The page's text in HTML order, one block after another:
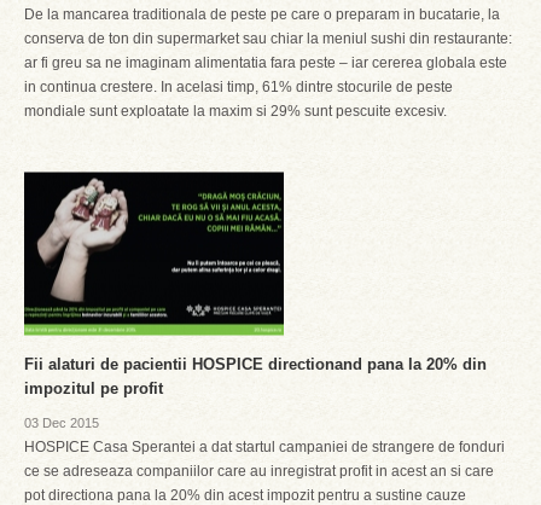
De la mancarea traditionala de peste pe care o preparam in bucatarie, la
conserva de ton din supermarket sau chiar la meniul sushi din restaurante:
ar fi greu sa ne imaginam alimentatia fara peste – iar cererea globala este
in continua crestere. In acelasi timp, 61% dintre stocurile de peste
mondiale sunt exploatate la maxim si 29% sunt pescuite excesiv.
Fii alaturi de pacientii HOSPICE directionand pana la 20% din
impozitul pe profit
03 Dec 2015
HOSPICE Casa Sperantei a dat startul campaniei de strangere de fonduri
ce se adreseaza companiilor care au inregistrat profit in acest an si care
pot directiona pana la 20% din acest impozit pentru a sustine cauze